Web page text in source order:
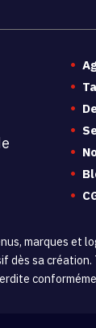
marques
dès sa